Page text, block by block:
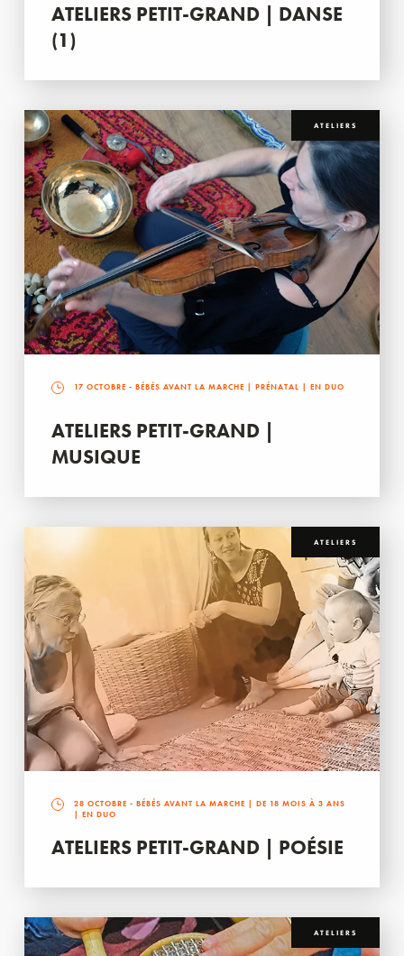
ATELIERS PETIT-GRAND | DANSE
(1)
ATELIERS
17 OCTOBRE - BÉBÉS AVANT LA MARCHE | PRÉNATAL | EN DUO
ATELIERS PETIT-GRAND |
MUSIQUE
ATELIERS
28 OCTOBRE - BÉBÉS AVANT LA MARCHE | DE 18 MOIS À 3 ANS
| EN DUO
ATELIERS PETIT-GRAND | POÉSIE
ATELIERS